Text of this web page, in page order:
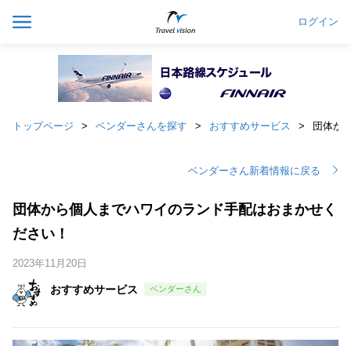
ログイン
トップページ ベンダーさんを探す おすすめサービス 団体か
ベンダーさん新着情報に戻る
団体から個人までハワイのランド手配はおまかせく
ださい！
2023年11月20日
おすすめサービス